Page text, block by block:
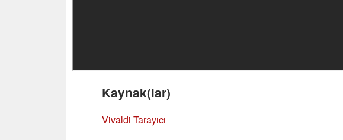
Kaynak(lar)
Vivaldi Tarayıcı